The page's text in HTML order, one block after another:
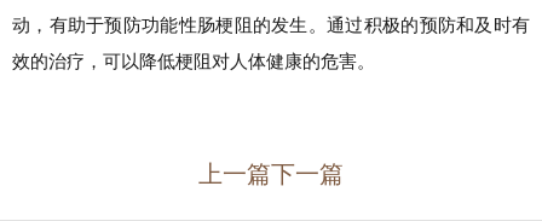
动，有助于预防功能性肠梗阻的发生。通过积极的预防和及时有
效的治疗，可以降低梗阻对人体健康的危害。
上一篇下一篇